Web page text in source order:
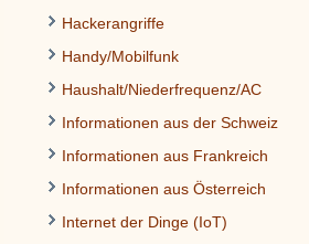
Hackerangriffe
Handy/Mobilfunk
Haushalt/Niederfrequenz/AC
Informationen aus der Schweiz
Informationen aus Frankreich
Informationen aus Österreich
Internet der Dinge (IoT)